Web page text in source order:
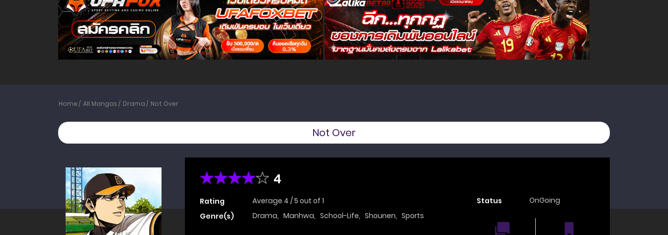
Home All Mangas Drama Not Over
Not Over
4
Rating Average 4 /5 out of 1
Genre(s)
Drama, Manhwa, School-Life, Shounen, Sports
Status OnGoing